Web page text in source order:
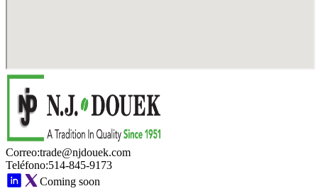
Correo:trade@njdouek.com
Teléfono:514-845-9173
Coming soon